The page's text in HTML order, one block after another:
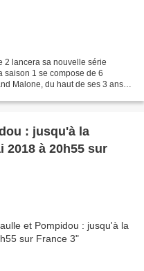
2 lancera sa nouvelle série
saison 1 se compose de 6
Malone, du haut de ses 3 ans et
: jusqu'à la
2018 à 20h55 sur